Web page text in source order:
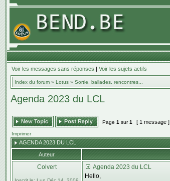
Voir les messages sans réponses | Voir les sujets actifs
Index du forum » Lotus » Sortie, ballades, rencontres...
Agenda 2023 du LCL
Page 1 sur1 [ 1 message ]
Imprimer
AGENDA 2023 DU LCL
Auteur
Colvert
Agenda 2023 du LCL
Hello,